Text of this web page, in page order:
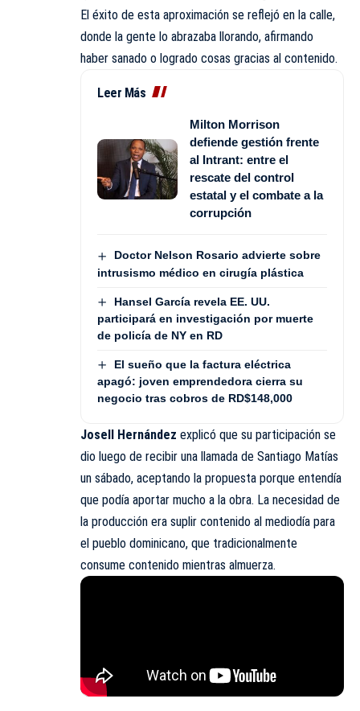
El éxito de esta aproximación se reflejó en la calle,
donde la gente lo abrazaba llorando, afirmando
haber sanado o logrado cosas gracias al contenido.
Leer Más
Milton Morrison
defiende gestión frente
al Intrant: entre el
rescate del control
estatal y el combate a la
corrupción
Doctor Nelson Rosario advierte sobre
intrusismo médico en cirugía plástica
Hansel García revela EE. UU.
participará en investigación por muerte
de policía de NY en RD
El sueño que la factura eléctrica
apagó: joven emprendedora cierra su
negocio tras cobros de RD$148,000
Josell Hernández explicó que su participación se
dio luego de recibir una llamada de Santiago Matías
un sábado, aceptando la propuesta porque entendía
que podía aportar mucho a la obra. La necesidad de
la producción era suplir contenido al mediodía para
el pueblo dominicano, que tradicionalmente
consume contenido mientras almuerza.